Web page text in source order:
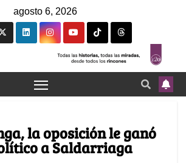
agosto 6, 2026
la oposición le ganó
a Saldarriaga